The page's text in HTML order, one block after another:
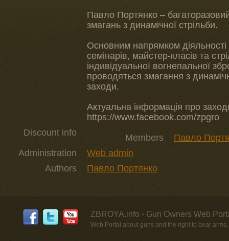
Павло Портянко –
змагань з динамічної стрільби.
Основним напрямком
семінарів, майстер-класів та
індивідуальної вогнепальної
проводяться змагання з
заходи.
Актуальна інформація про
https://www.facebook.com/zpgro
Discount info
Members
Павло
Administration
Web admin
Authors
Павло Портянко
ZBROYA.info - Gun Owners Web
Web Portal about guns and the right to bear